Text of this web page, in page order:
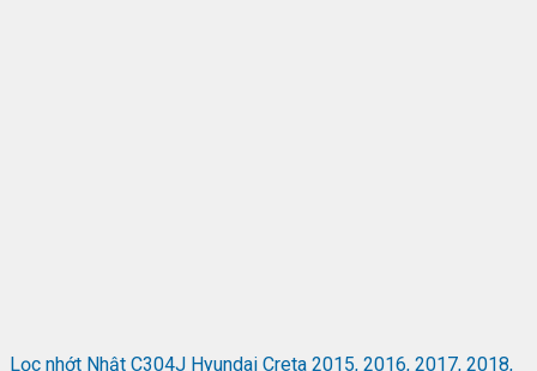
Lọc nhớt Nhật C304J Hyundai Creta 2015, 2016, 2017, 2018,